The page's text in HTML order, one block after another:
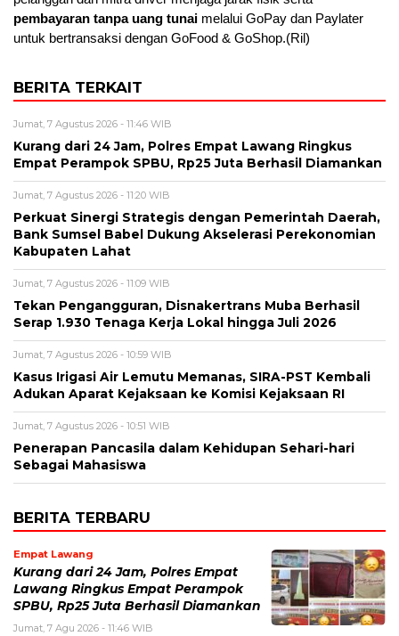
pembayaran tanpa uang tunai melalui GoPay dan Paylater
untuk bertransaksi dengan GoFood & GoShop.(Ril)
BERITA TERKAIT
Jumat, 7 Agustus 2026 - 11:46 WIB
Kurang dari 24 Jam, Polres Empat Lawang Ringkus
Empat Perampok SPBU, Rp25 Juta Berhasil Diamankan
Jumat, 7 Agustus 2026 - 11:20 WIB
Perkuat Sinergi Strategis dengan Pemerintah Daerah,
Bank Sumsel Babel Dukung Akselerasi Perekonomian
Kabupaten Lahat
Jumat, 7 Agustus 2026 - 11:09 WIB
Tekan Pengangguran, Disnakertrans Muba Berhasil
Serap 1.930 Tenaga Kerja Lokal hingga Juli 2026
Jumat, 7 Agustus 2026 - 10:59 WIB
Kasus Irigasi Air Lemutu Memanas, SIRA-PST Kembali
Adukan Aparat Kejaksaan ke Komisi Kejaksaan RI
Jumat, 7 Agustus 2026 - 10:51 WIB
Penerapan Pancasila dalam Kehidupan Sehari-hari
Sebagai Mahasiswa
BERITA TERBARU
Empat Lawang
Kurang dari 24 Jam, Polres Empat
Lawang Ringkus Empat Perampok
SPBU, Rp25 Juta Berhasil Diamankan
Jumat, 7 Agu 2026 - 11:46 WIB